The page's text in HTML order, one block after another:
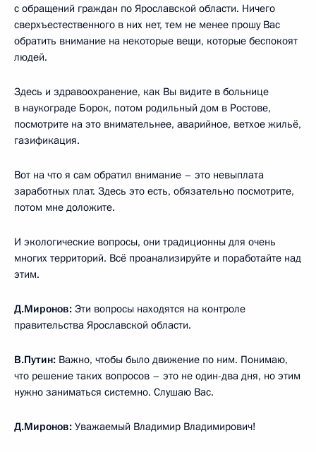
с обращений граждан по Ярославской области. Ничего
сверхъестественного в них нет, тем не менее прошу Вас
обратить внимание на некоторые вещи, которые беспокоят
людей.
Здесь и здравоохранение, как Вы видите в больнице
в наукограде Борок, потом родильный дом в Ростове,
посмотрите на это внимательнее, аварийное, ветхое жильё,
газификация.
Вот на что я сам обратил внимание – это невыплата
заработных плат. Здесь это есть, обязательно посмотрите,
потом мне доложите.
И экологические вопросы, они традиционны для очень
многих территорий. Всё проанализируйте и поработайте над
этим.
Д.Миронов: Эти вопросы находятся на контроле
правительства Ярославской области.
В.Путин: Важно, чтобы было движение по ним. Понимаю,
что решение таких вопросов – это не один-два дня, но этим
нужно заниматься системно. Слушаю Вас.
Д.Миронов: Уважаемый Владимир Владимирович!